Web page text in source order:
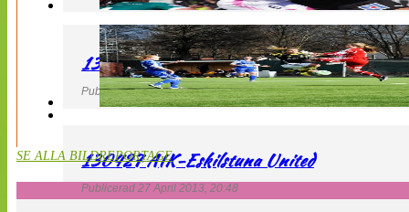
130427 LdB FC Malmö – Mallbackens IF
Publicerad 27 April 2013, 20:54
130427 AIK-Eskilstuna United
Publicerad 27 April 2013, 20:48
SE ALLA BILDREPORTAGE